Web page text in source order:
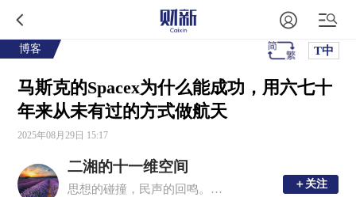
博客 T中
马斯克的Spacex为什么能成功，用六七十
年来从未有过的方式做航天
2025年08月29日 15:17
二湘的十一维空间
思想的碰撞，民声的回鸣。理性思考，感性文字。 ＋关注
＋关注